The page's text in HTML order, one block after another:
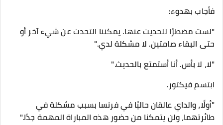
فأجاب بهدوء:
"لست مضطرًا للحديث عنها. يمكننا التحدث عن شيء آخر أو
حتى البقاء صامتين. لا مشكلة لدي."
"لا، لا بأس. أنا أستمتع بالحديث."
ابتسم فيكتور.
"أولًا، والداي عالقان حاليًا في فرنسا بسبب مشكلة في
طائرتهما، ولن يتمكنا من حضور هذه المباراة المهمة جدًا."